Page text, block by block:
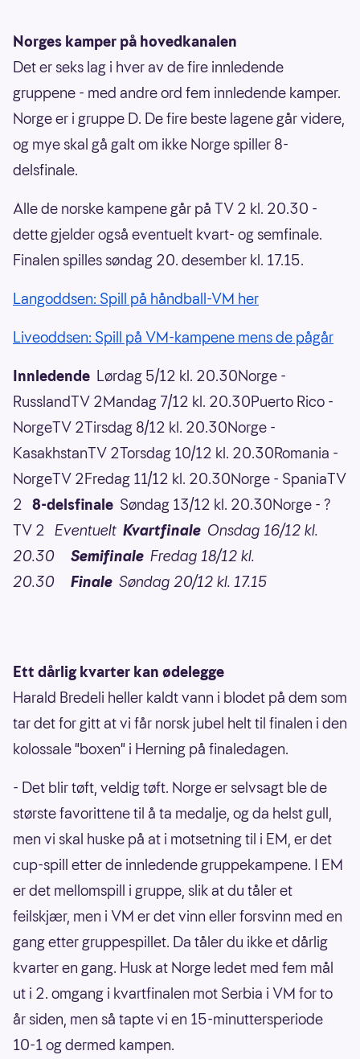
Norges kamper på hovedkanalen
Det er seks lag i hver av de fire innledende
gruppene - med andre ord fem innledende kamper.
Norge er i gruppe D. De fire beste lagene går videre,
og mye skal gå galt om ikke Norge spiller 8-
delsfinale.
Alle de norske kampene går på TV 2 kl. 20.30 -
dette gjelder også eventuelt kvart- og semfinale.
Finalen spilles søndag 20. desember kl. 17.15.
Langoddsen: Spill på håndball-VM her
Liveoddsen: Spill på VM-kampene mens de pågår
Innledende Lørdag 5/12 kl. 20.30Norge -
RusslandTV 2Mandag 7/12 kl. 20.30Puerto Rico -
NorgeTV 2Tirsdag 8/12 kl. 20.30Norge -
KasakhstanTV 2Torsdag 10/12 kl. 20.30Romania -
NorgeTV 2Fredag 11/12 kl. 20.30Norge - SpaniaTV
2 8-delsfinale Søndag 13/12 kl. 20.30Norge - ?
TV 2 Eventuelt Kvartfinale Onsdag 16/12 kl.
20.30
Semifinale Fredag 18/12 kl.
20.30
Finale Søndag 20/12 kl. 17.15
Ett dårlig kvarter kan ødelegge
Harald Bredeli heller kaldt vann i blodet på dem som
tar det for gitt at vi får norsk jubel helt til finalen i den
kolossale "boxen" i Herning på finaledagen.
- Det blir tøft, veldig tøft. Norge er selvsagt ble de
største favorittene til å ta medalje, og da helst gull,
men vi skal huske på at i motsetning til i EM, er det
cup-spill etter de innledende gruppekampene. I EM
er det mellomspill i gruppe, slik at du tåler et
feilskjær, men i VM er det vinn eller forsvinn med en
gang etter gruppespillet. Da tåler du ikke et dårlig
kvarter en gang. Husk at Norge ledet med fem mål
ut i 2. omgang i kvartfinalen mot Serbia i VM for to
år siden, men så tapte vi en 15-minuttersperiode
10-1 og dermed kampen.